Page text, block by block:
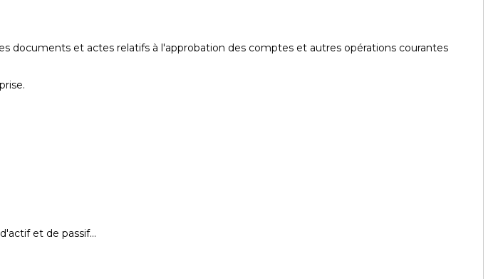
documents et actes relatifs à l'approbation des comptes et autres opérations courantes
et de passif...